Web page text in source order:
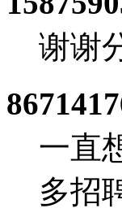
谢谢
一直
多招